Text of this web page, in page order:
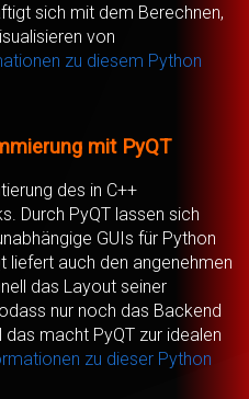
sich mit dem Berechnen,
von
zu diesem Python
mit PyQT
des in C++
Durch PyQT lassen sich
GUIs für Python
liefert auch den angenehmen
das Layout seiner
nur noch das Backend
macht PyQT zur idealen
zu dieser Python